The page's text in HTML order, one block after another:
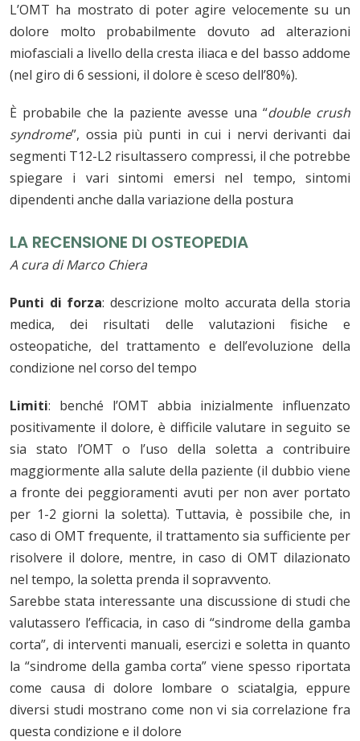
L’OMT ha mostrato di poter agire velocemente su un
dolore molto probabilmente dovuto ad alterazioni
miofasciali a livello della cresta iliaca e del basso addome
(nel giro di 6 sessioni, il dolore è sceso dell’80%).
È probabile che la paziente avesse una “double crush
syndrome”, ossia più punti in cui i nervi derivanti dai
segmenti T12-L2 risultassero compressi, il che potrebbe
spiegare i vari sintomi emersi nel tempo, sintomi
dipendenti anche dalla variazione della postura
LA RECENSIONE DI OSTEOPEDIA
A cura di Marco Chiera
Punti di forza: descrizione molto accurata della storia
medica, dei risultati delle valutazioni fisiche e
osteopatiche, del trattamento e dell’evoluzione della
condizione nel corso del tempo
Limiti: benché l’OMT abbia inizialmente influenzato
positivamente il dolore, è difficile valutare in seguito se
sia stato l’OMT o l’uso della soletta a contribuire
maggiormente alla salute della paziente (il dubbio viene
a fronte dei peggioramenti avuti per non aver portato
per 1-2 giorni la soletta). Tuttavia, è possibile che, in
caso di OMT frequente, il trattamento sia sufficiente per
risolvere il dolore, mentre, in caso di OMT dilazionato
nel tempo, la soletta prenda il sopravvento.
Sarebbe stata interessante una discussione di studi che
valutassero l’efficacia, in caso di “sindrome della gamba
corta”, di interventi manuali, esercizi e soletta in quanto
la “sindrome della gamba corta” viene spesso riportata
come causa di dolore lombare o sciatalgia, eppure
diversi studi mostrano come non vi sia correlazione fra
questa condizione e il dolore